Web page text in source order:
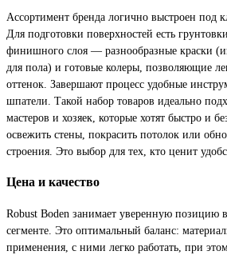
Ассортимент бренда логично выстроен под
Для подготовки поверхностей есть
финишного слоя — разнообразные краски
для пола) и готовые колеры, позволяющие
оттенок. Завершают процесс удобные
шпатели. Такой набор товаров идеально
мастеров и хозяек, которые хотят быстро и
освежить стены, покрасить потолок или
строения. Это выбор для тех, кто ценит
Цена и качество
Robust Boden занимает уверенную позицию
сегменте. Это оптимальный баланс:
применения, с ними легко работать, при